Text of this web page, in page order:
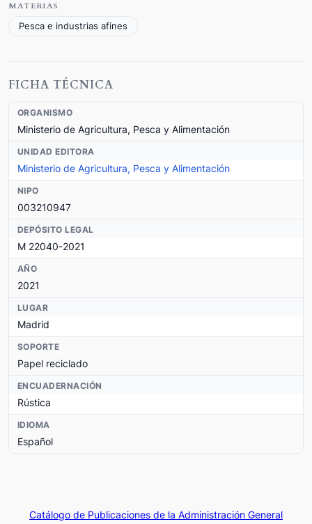
MATERIAS
Pesca e industrias afines
FICHA TÉCNICA
ORGANISMO
Ministerio de Agricultura, Pesca y Alimentación
UNIDAD EDITORA
Ministerio de Agricultura, Pesca y Alimentación
NIPO
003210947
DEPÓSITO LEGAL
M 22040-2021
AÑO
2021
LUGAR
Madrid
SOPORTE
Papel reciclado
ENCUADERNACIÓN
Rústica
IDIOMA
Español
Catálogo de Publicaciones de la Administración General